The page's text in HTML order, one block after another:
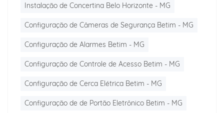
Instalação de Concertina Belo Horizonte - MG
Configuração de Câmeras de Segurança Betim - MG
Configuração de Alarmes Betim - MG
Configuração de Controle de Acesso Betim - MG
Configuração de Cerca Elétrica Betim - MG
Configuração de de Portão Eletrônico Betim - MG